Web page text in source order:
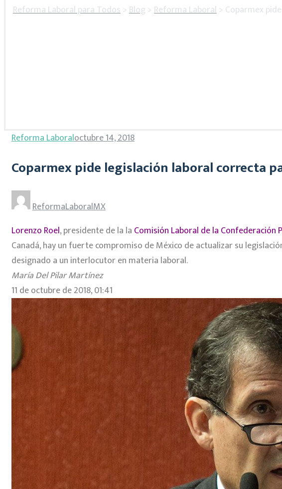
Reforma Laboral para Todos> Blog > Reforma Laboral> Coparmex
Reforma Laboraloctubre 14, 2018
Coparmex pide legislación laboral correcta
ReformaLaboralMX
Lorenzo Roel, presidente de la la Comisión Laboral de la Confederación
Canadá, hay un fuerte compromiso de México de actualizar su
designado a un interlocutor en materia laboral.
María Del Pilar Martínez
11 de octubre de 2018, 01:41